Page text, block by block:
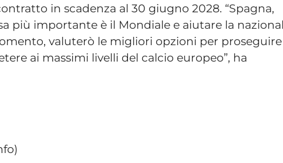
in scadenza al 30 giugno 2028. “Spagna,
più importante è il Mondiale e aiutare la
valuterò le migliori opzioni per proseguire
ai massimi livelli del calcio europeo”, ha